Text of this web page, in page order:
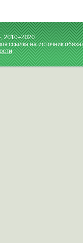
2010–2020
ссылка на источник